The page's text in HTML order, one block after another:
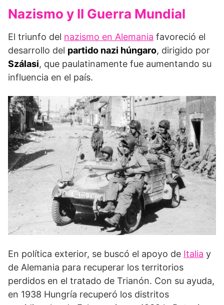
Nazismo y II Guerra Mundial
El triunfo del nazismo en Alemania favoreció el
desarrollo del partido nazi húngaro, dirigido por
Szálasi, que paulatina­mente fue aumentando su
influencia en el país.
En política exterior, se buscó el apoyo de Italia y
de Alemania para recu­perar los territorios
perdidos en el tratado de Trianón. Con su ayuda,
en 1938 Hungría recuperó los distritos